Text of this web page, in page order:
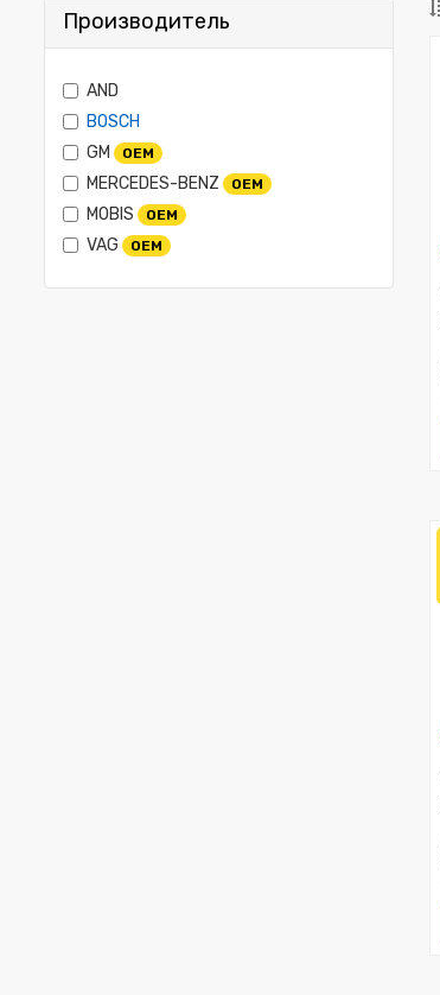
Производитель
AND
BOSCH
GM
OEM
MERCEDES-BENZ OEM
MOBIS OEM
VAG OEM